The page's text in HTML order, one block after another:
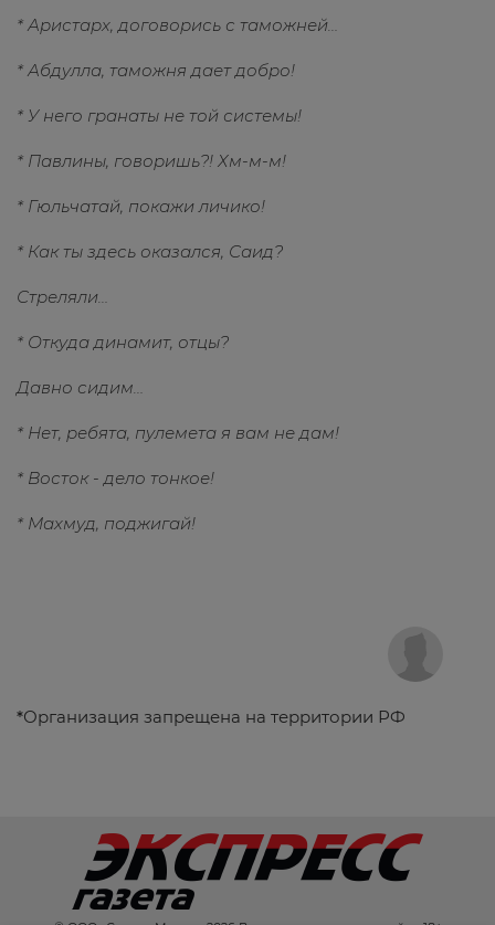
* Аристарх, договорись с таможней…
* Абдулла, таможня дает добро!
* У него гранаты не той системы!
* Павлины, говоришь?! Хм-м-м!
* Гюльчатай, покажи личико!
* Как ты здесь оказался, Саид?
Стреляли…
* Откуда динамит, отцы?
Давно сидим…
* Нет, ребята, пулемета я вам не дам!
* Восток - дело тонкое!
* Махмуд, поджигай!
*Организация запрещена на территории РФ